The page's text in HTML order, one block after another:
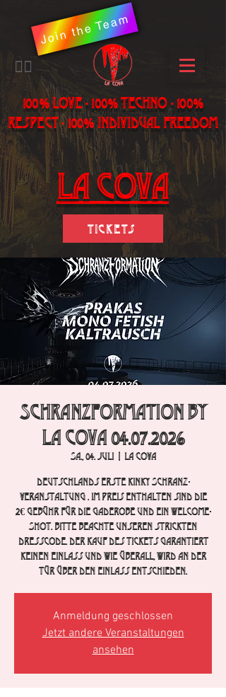
Join the Team
​🏳️‍🌈
100% LOVE - 100% Techno - 100%
Respect - 100% individual freedom
LA Cova
Tickets
SCHRANZFORMATION by
La Cova 04.07.2026
Sa., 04. Juli
  |
La Cova
Deutschlands erste Kinky Schranz-
Veranstaltung . Im Preis enthalten sind die
2€ Gebühr für die Gaderobe und ein Welcome-
Shot. Bitte beachte unseren strickten
Dresscode. Der Kauf des Tickets garantiert
keinen Einlass und wie überall, wird an der
Tür über den Einlass entschieden.
Anmeldung geschlossen
Jetzt andere Veranstaltungen
ansehen